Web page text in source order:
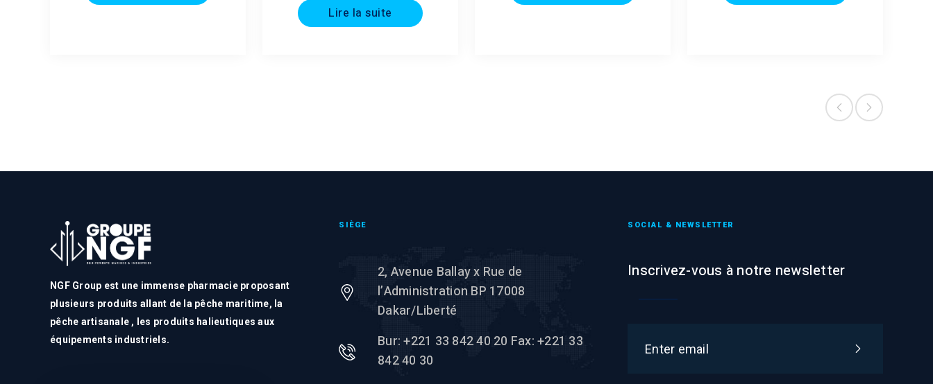
Lire la suite
NGF Group est une immense pharmacie proposant
plusieurs produits allant de la pêche maritime, la
pêche artisanale , les produits halieutiques aux
équipements industriels.
SIÈGE
2, Avenue Ballay x Rue de
l’Administration BP 17008
Dakar/Liberté
Bur: +221 33 842 40 20 Fax: +221 33
842 40 30
SOCIAL & NEWSLETTER
Inscrivez-vous à notre newsletter